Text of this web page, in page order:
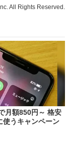
All Rights Reserved.
月額850円～ 格安
使うキャンペーン